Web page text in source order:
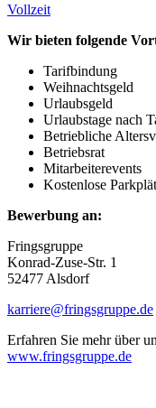
Vollzeit
Wir bieten folgende
Tarifbindung
Weihnachtsgeld
Urlaubsgeld
Urlaubstage nach
Betriebliche
Betriebsrat
Mitarbeiterevents
Kostenlose
Bewerbung an:
Fringsgruppe
Konrad-Zuse-Str. 1
52477 Alsdorf
karriere@fringsgruppe.de
Erfahren Sie mehr über
www.fringsgruppe.de